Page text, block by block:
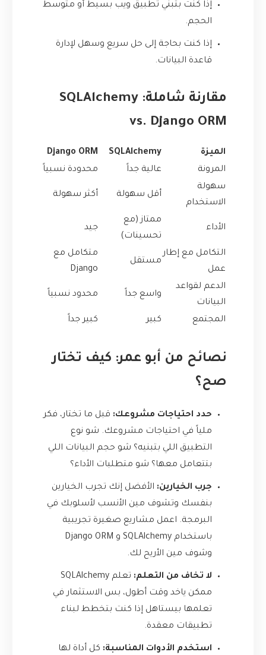
إذا كنت بتبني تطبيق ويب بسيط أو متوسط
الحجم.
إذا كنت بحاجة إلى حل سريع وسهل لإدارة
قاعدة البيانات.
مقارنة شاملة: SQLAlchemy
vs. Django ORM
الميزة SQLAlchemy
Django ORM
المرونة
عالية جداً
محدودة نسبياً
سهولة
الاستخدام
أقل سهولة أكثر سهولة
الأداء
ممتاز (مع
تحسينات)
جيد
التكامل مع إطار
عمل
مستقل
متكامل مع
Django
الدعم لقواعد
البيانات
واسع جداً محدود نسبياً
المجتمع كبير كبير جداً
نصائح من أبو عمر: كيف تختار
صح؟
حدد احتياجات مشروعك: قبل ما تختار، فكر
ملياً في احتياجات مشروعك. شو نوع
التطبيق اللي بتبنيه؟ شو حجم البيانات اللي
بتتعامل معها؟ شو متطلبات الأداء؟
جرب الخيارين: الأفضل إنك تجرب الخيارين
بنفسك وتشوف مين الأنسب لأسلوبك في
البرمجة. اعمل مشاريع صغيرة تجريبية
باستخدام SQLAlchemy و Django ORM
وشوف مين الأريح لك.
لا تخاف من التعلم:
تعلم SQLAlchemy
ممكن ياخد وقت أطول، بس الاستثمار في
تعلمها بيستاهل إذا كنت بتخطط لبناء
تطبيقات معقدة.
استخدم الأدوات المناسبة: كل أداة لها